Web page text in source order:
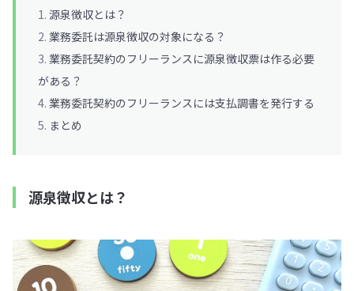
源泉徴収とは？
業務委託は源泉徴収の対象になる？
業務委託契約のフリーランスに源泉徴収票は作る必要
がある？
業務委託契約のフリーランスには支払調書を発行する
まとめ
源泉徴収とは？